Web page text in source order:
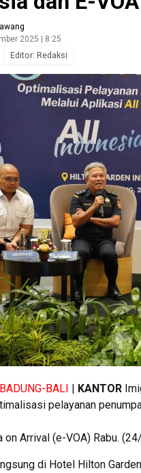
2025 | 8:25
Editor: Redaksi
BALI | KANTOR
pelayanan
on Arrival (e-VOA) Rabu.
di Hotel Hilton